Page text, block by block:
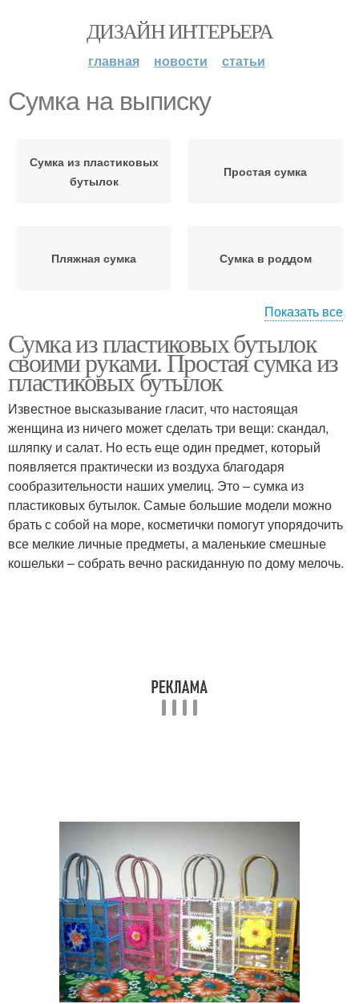
ДИЗАЙН ИНТЕРЬЕРА
главная новости статьи
Сумка на выписку
Сумка из пластиковых
бутылок
Простая сумка
Пляжная сумка Сумка в роддом
Сумки в роддом Сумка на роды
Сумка на послеродовой
период
Оригинальная сумка
Показать все
Сумка из пластиковых бутылок
своими руками. Простая сумка из
пластиковых бутылок
Известное высказывание гласит, что настоящая
женщина из ничего может сделать три вещи: скандал,
шляпку и салат. Но есть еще один предмет, который
появляется практически из воздуха благодаря
сообразительности наших умелиц. Это – сумка из
пластиковых бутылок. Самые большие модели можно
брать с собой на море, косметички помогут упорядочить
все мелкие личные предметы, а маленькие смешные
кошельки – собрать вечно раскиданную по дому мелочь.